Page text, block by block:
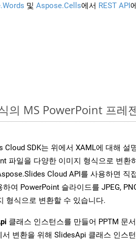
및 Aspose.Cells에서 REST API
의 MS PowerPoint 프레
Cloud SDK는 위에서 XAML에 대해 설
파일을 다양한 이미지 형식으로 변환
Cloud API를 사용하면 직
하여 PowerPoint 슬라이드를 JPEG,
형식으로 변환할 수 있습니다.
클래스 인스턴스를 만들어 PPTM 문
서 변환을 위해 SlidesApi 클래스 인스